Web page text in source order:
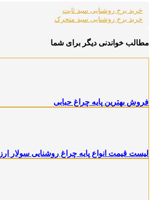
خرید برج روشنایی سبد ثابت
خرید برج روشنایی سبد متحرک
خواندنی دیگر برای شما
فروش بهترین پایه چراغ حبابی
لیست قیمت انواع پایه چراغ روشنایی سولار